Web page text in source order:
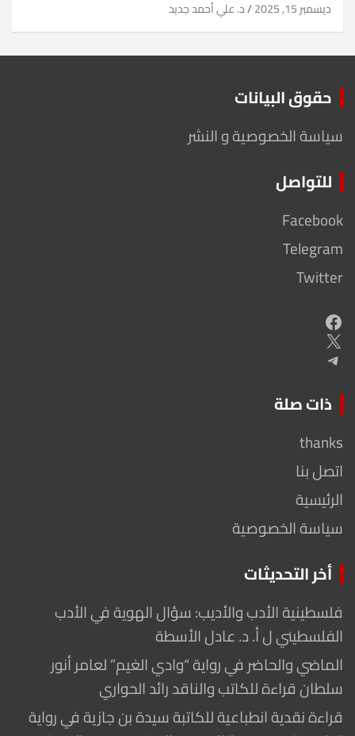
ديسمبر 15, 2025 د. علي أحمد جديد
حقوق البيانات
سياسة الخصوصية و النشر
للتواصل
Facebook
Telegram
Twitter
Facebook
X
Telegram
ذات صلة
thanks
اتصل بنا
الرئيسية
سياسة الخصوصية
أخر التحديثات
فلسطينية الأدب والأديب: سؤال الهوية في الأدب
الفلسطيني ل أ. د. عادل الأسطة
الماضي والحاضر في رواية “وادي الغيم” لعامر أنور
سلطان قراءة للكاتب والناقد رائد الحواري
قراءة نقدية انطباعية للكاتبة سيدة بن جازية في رواية